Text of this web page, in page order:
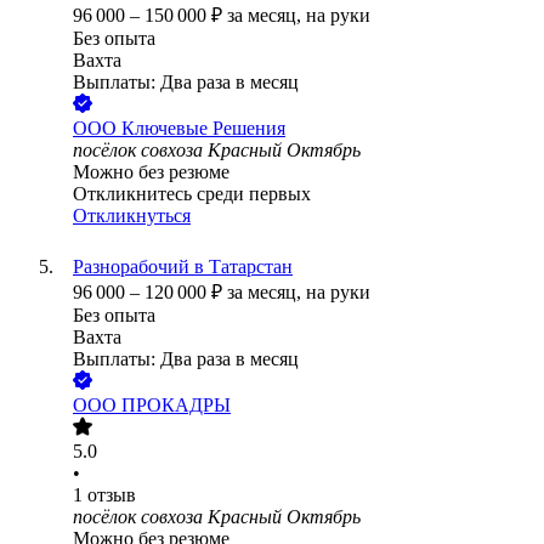
96 000 – 150 000 ₽ за месяц, на руки
Без опыта
Вахта
Выплаты: Два раза в месяц
ООО Ключевые Решения
посёлок совхоза Красный Октябрь
Можно без резюме
Откликнитесь среди первых
Откликнуться
Разнорабочий в Татарстан
96 000 – 120 000 ₽ за месяц, на руки
Без опыта
Вахта
Выплаты: Два раза в месяц
ООО ПРОКАДРЫ
5.0
•
1 отзыв
посёлок совхоза Красный Октябрь
Можно без резюме